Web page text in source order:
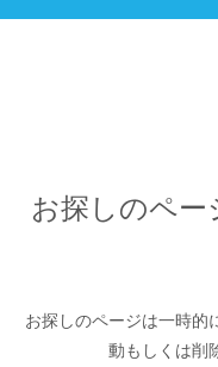
お探しのペ
お探しのページは一時的
動もしくは削